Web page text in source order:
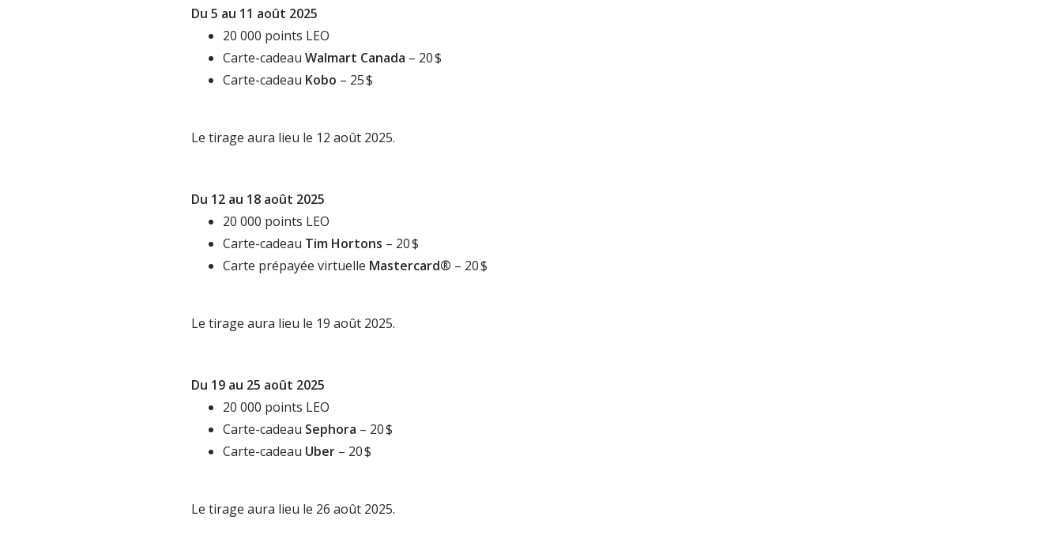
Du 5 au 11 août 2025
20 000 points LEO
Carte-cadeau Walmart Canada – 20 $
Carte-cadeau Kobo – 25 $
Le tirage aura lieu le 12 août 2025.
Du 12 au 18 août 2025
20 000 points LEO
Carte-cadeau Tim Hortons – 20 $
Carte prépayée virtuelle Mastercard® – 20 $
Le tirage aura lieu le 19 août 2025.
Du 19 au 25 août 2025
20 000 points LEO
Carte-cadeau Sephora – 20 $
Carte-cadeau Uber – 20 $
Le tirage aura lieu le 26 août 2025.